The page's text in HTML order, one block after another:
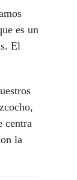
es un
El
centra
la